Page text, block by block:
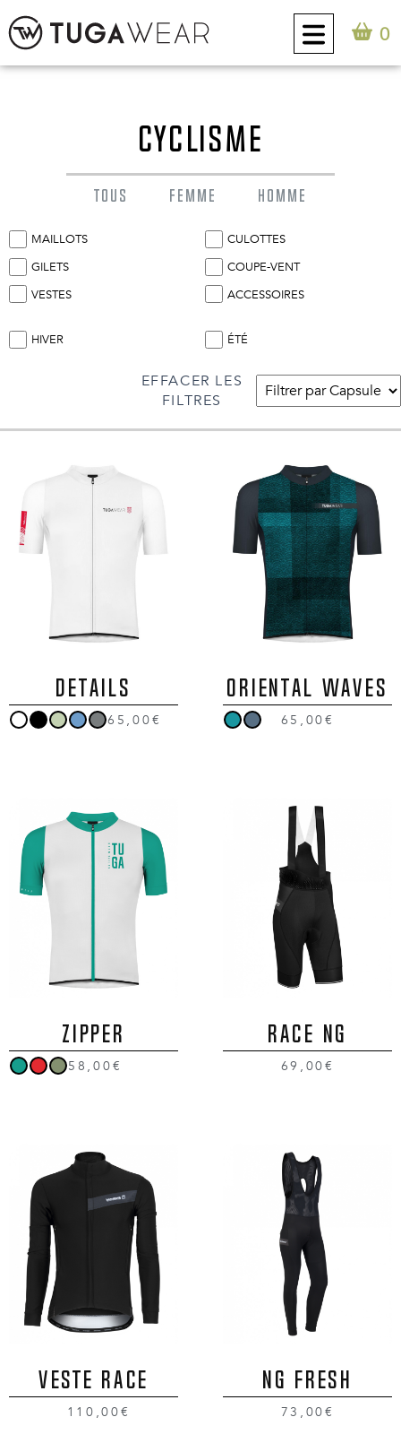
0
ATTITUDE TUGA
CONTACT
CYCLISME
TOUS FEMME HOMME
MAILLOTS
CULOTTES
GILETS
COUPE-VENT
VESTES
ACCESSOIRES
HIVER ÉTÉ
EFFACER LES
FILTRES
DETAILS
65,00€
ORIENTAL WAVES
65,00€
ZIPPER
58,00€
RACE NG
69,00€
VESTE RACE
110,00€
NG FRESH
73,00€